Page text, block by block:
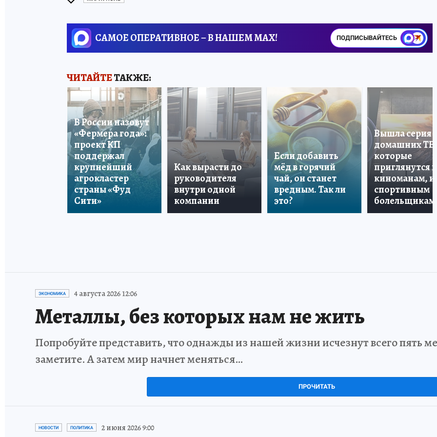
САМОЕ ОПЕРАТИВНОЕ – В НАШЕМ MAX! ПОДПИСЫВАЙТЕСЬ
ЧИТАЙТЕТАКЖЕ:
В России назовут
«Фермера года»:
проект КП
поддержал
крупнейший
агрокластер
страны «Фуд
Сити»
Как вырасти до
руководителя
внутри одной
компании
Если добавить
мёд в горячий
чай, он станет
вредным. Так ли
это?
Вышла серия
домашних ТВ,
которые
приглянутся и
киноманам, и
спортивным
болельщикам
ЭКОНОМИКА 4 августа 2026 12:06
Металлы, без которых нам не жить
Попробуйте представить, что однажды из нашей жизни исчезнут всего пять
заметите. А затем мир начнет меняться…
ПРОЧИТАТЬ
НОВОСТИ ПОЛИТИКА 2 июня 2026 9:00